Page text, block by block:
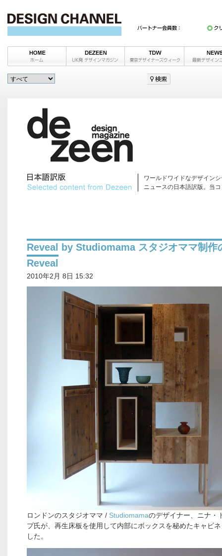
ワールドワイドなデザイン
ニュースの日本語訳版。当
Reveal by Studiomama スタジオママ制作
Reveal
2010年2月 8日 15:32
ロンドンのスタジオママ / Studiomamaのデザイナー、ニナ・
プ氏が、再生床板を使用して内部にボックスを秘めたキャビ
した。